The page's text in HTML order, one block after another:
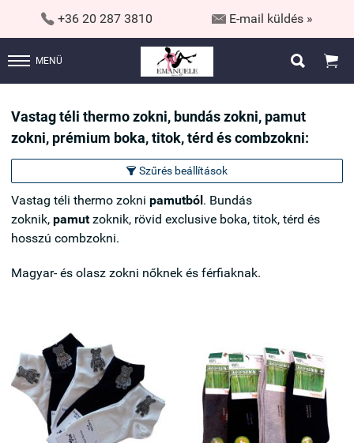
 +36 20 287 3810  E-mail küldés »
MENÜ  
Vastag téli thermo zokni, bundás zokni, pamut
zokni, prémium boka, titok, térd és combzokni:
 Szűrés beállítások
Vastag téli thermo zokni pamutból. Bundás
zoknik, pamutzoknik, rövid exclusive boka, titok, térd és
hosszú combzokni.
Magyar- és olasz zokni nőknek és férfiaknak.